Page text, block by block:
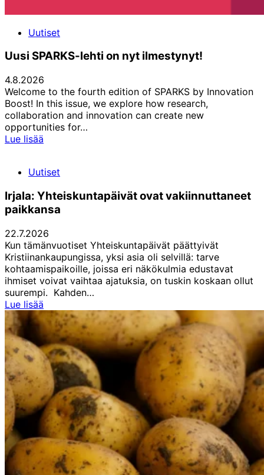
Uutiset
Uusi SPARKS-lehti on nyt ilmestynyt!
4.8.2026
Welcome to the fourth edition of SPARKS by Innovation
Boost! In this issue, we explore how research,
collaboration and innovation can create new
opportunities for…
Lue lisää
on
ilmestynyt!
Uutiset
Irjala: Yhteiskuntapäivät ovat vakiinnuttaneet
paikkansa
22.7.2026
Kun tämänvuotiset Yhteiskuntapäivät päättyivät
Kristiinankaupungissa, yksi asia oli selvillä: tarve
kohtaamispaikoille, joissa eri näkökulmia edustavat
ihmiset voivat vaihtaa ajatuksia, on tuskin koskaan ollut
suurempi. Kahden…
Lue lisää
Yhteiskuntapäivät
ovat
vakiinnuttaneet
paikkansa